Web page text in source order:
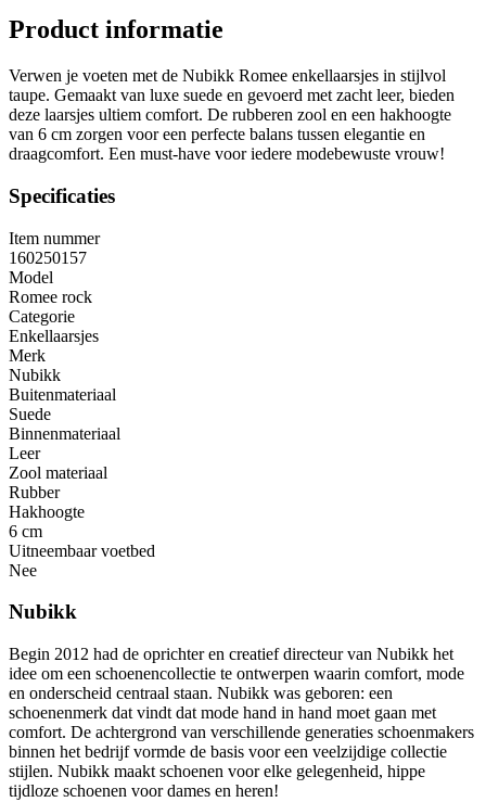
Product informatie
Verwen je voeten met de Nubikk Romee enkellaarsjes in stijlvol
taupe. Gemaakt van luxe suede en gevoerd met zacht leer, bieden
deze laarsjes ultiem comfort. De rubberen zool en een hakhoogte
van 6 cm zorgen voor een perfecte balans tussen elegantie en
draagcomfort. Een must-have voor iedere modebewuste vrouw!
Specificaties
Item nummer
160250157
Model
Romee rock
Categorie
Enkellaarsjes
Merk
Nubikk
Buitenmateriaal
Suede
Binnenmateriaal
Leer
Zool materiaal
Rubber
Hakhoogte
6 cm
Uitneembaar voetbed
Nee
Nubikk
Begin 2012 had de oprichter en creatief directeur van Nubikk het
idee om een ​​schoenencollectie te ontwerpen waarin comfort, mode
en onderscheid centraal staan. Nubikk was geboren: een
schoenenmerk dat vindt dat mode hand in hand moet gaan met
comfort. De achtergrond van verschillende generaties schoenmakers
binnen het bedrijf vormde de basis voor een veelzijdige collectie
stijlen. Nubikk maakt schoenen voor elke gelegenheid, hippe
tijdloze schoenen voor dames en heren!